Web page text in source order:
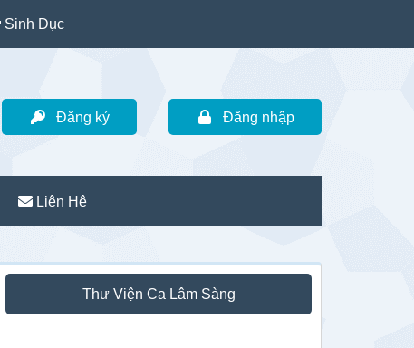
Sinh Dục
Đăng ký Đăng nhập
Liên Hệ
Sidebar
chính
Thư Viện Ca Lâm Sàng